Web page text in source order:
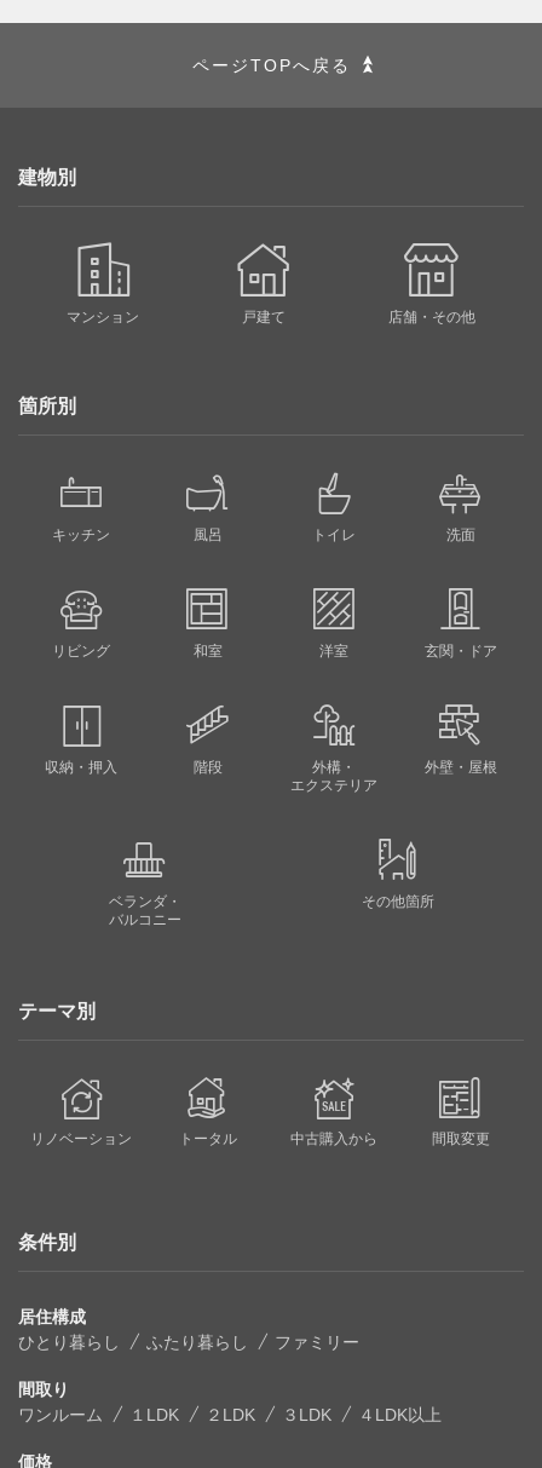
ページTOPへ戻る
建物別
マンション 戸建て 店舗・その他
箇所別
キッチン 風呂 トイレ 洗面
リビング 和室 洋室 玄関・ドア
収納・押入 階段
外構・
エクステリア
外壁・屋根
ベランダ・
バルコニー
その他箇所
テーマ別
リノベーション トータル 中古購入から 間取変更
条件別
居住構成
ひとり暮らし
ふたり暮らし ファミリー
間取り
ワンルーム
１LDK ２LDK ３LDK ４LDK以上
価格